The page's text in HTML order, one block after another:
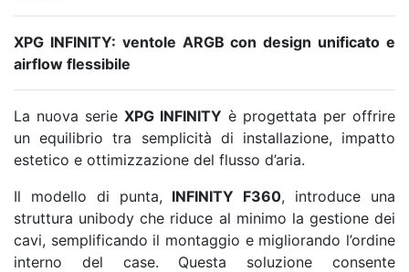
XPG INFINITY: ventole ARGB con design unificato e
airflow flessibile
La nuova serie XPG INFINITY è progettata per offrire
un equilibrio tra semplicità di installazione, impatto
estetico e ottimizzazione del flusso d’aria.
Il modello di punta, INFINITY F360, introduce una
struttura unibody che riduce al minimo la gestione dei
cavi, semplificando il montaggio e migliorando l’ordine
interno del case. Questa soluzione consente